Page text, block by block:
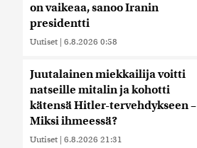
on vaikeaa, sanoo Iranin
presidentti
Uutiset | 6.8.2026 0:58
Juutalainen miekkailija voitti
natseille mitalin ja kohotti
kätensä Hitler-tervehdykseen –
Miksi ihmeessä?
Uutiset | 6.8.2026 21:31